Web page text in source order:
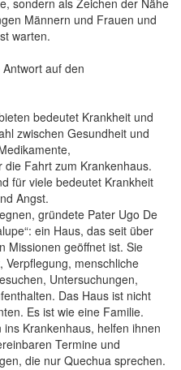
Männern und Frauen und
warten.
auf den
bedeutet Krankheit und
zwischen Gesundheit und
Fahrt zum Krankenhaus.
für viele bedeutet Krankheit
Angst.
gründete Pater Ugo De
ein Haus, das seit über
Missionen geöffnet ist. Sie
menschliche
Untersuchungen,
Das Haus ist nicht
Es ist wie eine Familie.
Krankenhaus, helfen ihnen
Termine und
die nur Quechua sprechen.